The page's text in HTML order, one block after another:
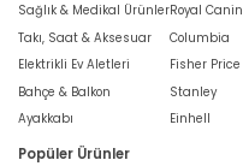
Sağlık & Medikal Ürünler
Takı, Saat & Aksesuar
Elektrikli Ev Aletleri
Bahçe & Balkon
Ayakkabı
Royal Canin
Columbia
Fisher Price
Stanley
Einhell
Popüler Ürünler